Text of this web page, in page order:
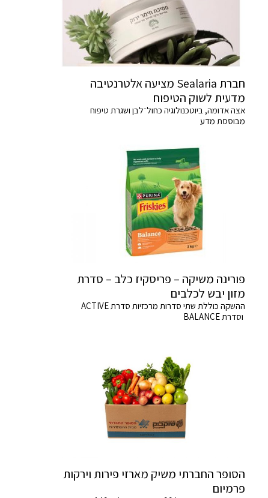
חברת Sealaria מציעה אלטרנטיבה
מדעית לשוק הטיפוח
אצה אדומה, ביוטכנולוגיה כחול־לבן ושגרת טיפוח
מבוססת מדע
פורינה משיקה – פריסקיז כלב – סדרת
מזון יבש לכלבים
ההשקה כוללת שתי סדרות מרכזיות סדרת ACTIVE
וסדרת BALANCE
הסופר החברתי משיק מארזי פירות וירקות
פרמיום